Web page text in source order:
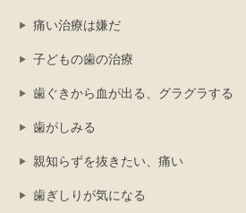
痛い治療は嫌だ
子どもの歯の治療
歯ぐきから血が出る、グラグラする
歯がしみる
親知らずを抜きたい、痛い
歯ぎしりが気になる